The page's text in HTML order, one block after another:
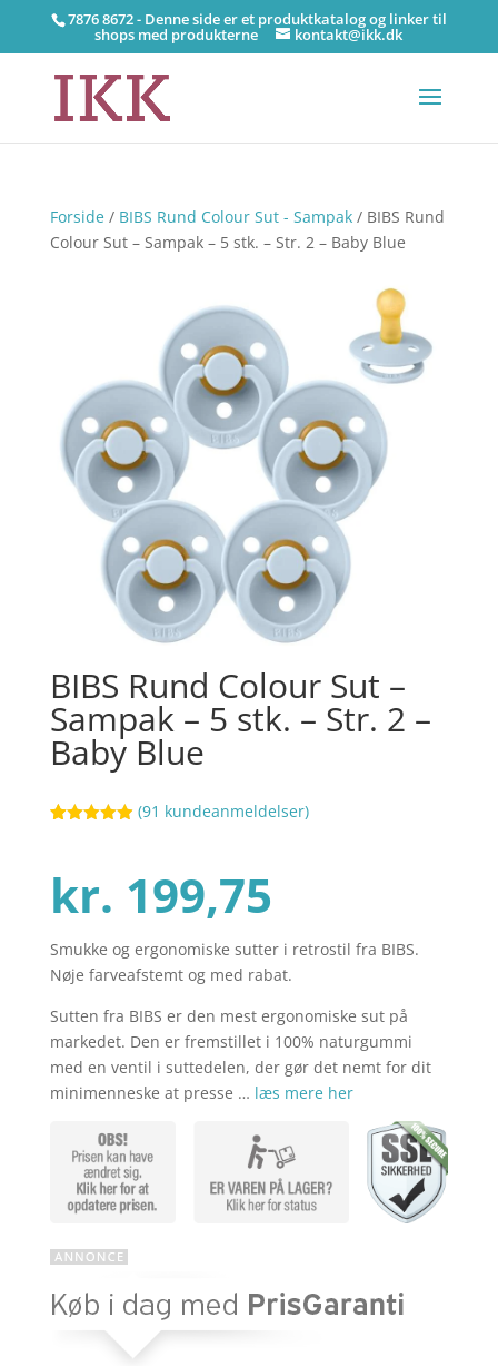
7876 8672 - Denne side er et produktkatalog og linker til
shops med produkterne kontakt@ikk.dk
Forside/ BIBS Rund Colour Sut - Sampak/ BIBS Rund
Colour Sut – Sampak – 5 stk. – Str. 2 – Baby Blue
BIBS Rund Colour Sut –
Sampak – 5 stk. – Str. 2 –
Baby Blue
baseret på
kundebedøm
melser
(91 kundeanmeldelser)
kr. 199,75
Smukke og ergonomiske sutter i retrostil fra BIBS.
Nøje farveafstemt og med rabat.
Sutten fra BIBS er den mest ergonomiske sut på
markedet. Den er fremstillet i 100% naturgummi
med en ventil i suttedelen, der gør det nemt for dit
minimenneske at presse … læs mere her